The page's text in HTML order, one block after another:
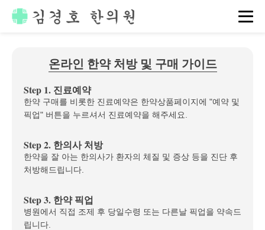
온라인 한약 처방 및 구매 가이드
Step 1. 진료예약
한약 구매를 비롯한 진료예약은 한약상품페이지에 "예약 및
픽업" 버튼을 누르셔서 진료예약을 해주세요.
Step 2. 한의사 처방
한약을 잘 아는 한의사가 환자의 체질 및 증상 등을 진단 후
처방해드립니다.
Step 3. 한약 픽업
병원에서 직접 조제 후 당일수령 또는 다른날 픽업을 약속드
립니다.